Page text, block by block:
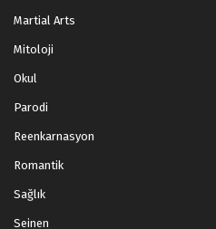
Martial Arts
Mitoloji
Okul
Parodi
Reenkarnasyon
Romantik
Sağlık
Seinen